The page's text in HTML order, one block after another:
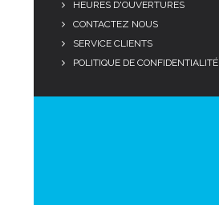
HEURES D'OUVERTURES
CONTACTEZ NOUS
SERVICE CLIENTS
POLITIQUE DE CONFIDENTIALITÉ